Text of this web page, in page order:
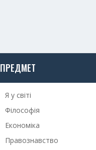
ПРЕДМЕТ
Я у світі
Філософія
Економіка
Правознавство